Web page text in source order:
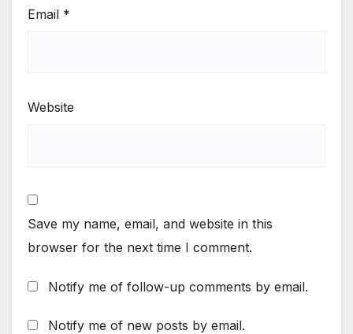
Email *
Website
Save my name, email, and website in this
browser for the next time I comment.
Notify me of follow-up comments by email.
Notify me of new posts by email.